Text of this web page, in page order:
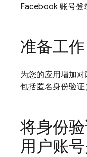
Facebook 账号登
准备工作
为您的应用增加
包括匿名身份验证
将身份
用户账